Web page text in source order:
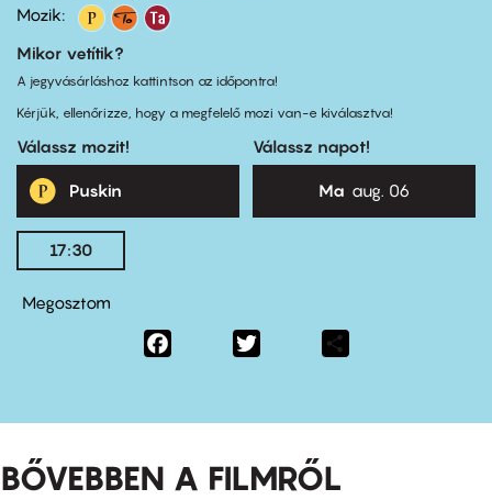
Mozik:
Mikor vetítik?
A jegyvásárláshoz kattintson az időpontra!
Kérjük, ellenőrizze, hogy a megfelelő mozi van-e kiválasztva!
Válassz mozit!
Puskin
Válassz napot!
Ma aug. 06
17:30
Megosztom
Facebook
BŐVEBBEN A FILMRŐL